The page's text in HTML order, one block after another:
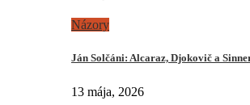
Názory
Ján Solčáni: Alcaraz, Djokovič a
13 mája, 2026